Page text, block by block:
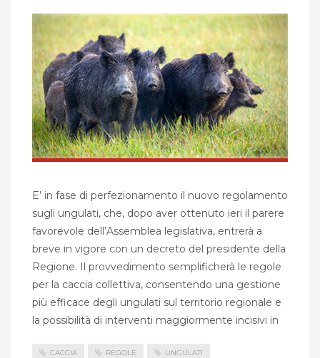
E’ in fase di perfezionamento il nuovo regolamento
sugli ungulati, che, dopo aver ottenuto ieri il parere
favorevole dell’Assemblea legislativa, entrerà a
breve in vigore con un decreto del presidente della
Regione. Il provvedimento semplificherà le regole
per la caccia collettiva, consentendo una gestione
più efficace degli ungulati sul territorio regionale e
la possibilità di interventi maggiormente incisivi in
CACCIA REGOLE UNGULATI